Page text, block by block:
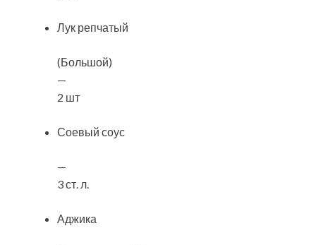
Лук репчатый
(Большой)
—
2 шт
Соевый соус
—
3 ст. л.
Аджика